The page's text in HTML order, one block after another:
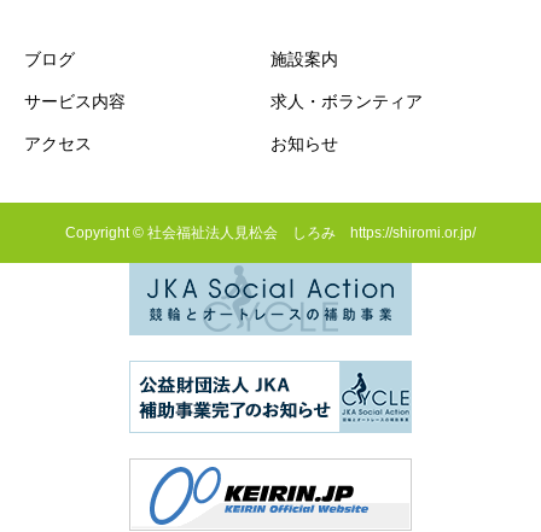
ブログ 施設案内
サービス内容 求人・ボランティア
アクセス お知らせ
Copyright © 社会福祉法人見松会 しろみ https://shiromi.or.jp/
ケアプラン直通 特養・短期・通所